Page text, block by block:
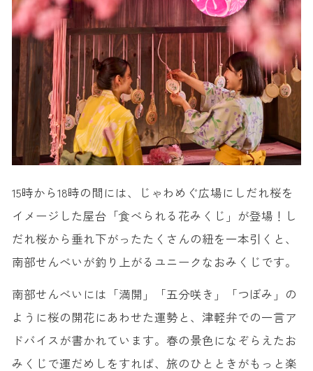
15時から18時の間には、じゃわめぐ広場にしだれ桜を
イメージした屋台「食べられる花みくじ」が登場！し
だれ桜から垂れ下がったたくさんの紐を一本引くと、
南部せんべいが釣り上がるユニークなおみくじです。
南部せんべいには「満開」「五分咲き」「つぼみ」の
ように桜の開花にあわせた運勢と、津軽弁での一言ア
ドバイスが書かれています。春の景色になぞらえたお
みくじで運だめしをすれば、旅のひとときがもっと楽